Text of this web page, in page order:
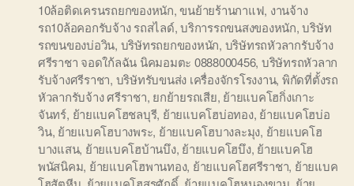
10ล้อติดเครนรถยกของหนัก,ขนย้ายร้านกาแฟ, งานจ้าง
รถ10ล้อคอกรับจ้าง รถสไลด์,บริการรถขนสงของหนัก,บริษัท
รถขนของบ่อวิน, บริษัทรถยกของหนัก, บริษัทรถหัวลากรับจ้าง
ศรีราชา จอดใก้ลฉัน นิคมอมตะ 0888000456, บริษัทรถหัวลาก
รับจ้างศรีราชา, บริษัทรับขนส่ง เครื่องจักรโรงงาน, พิกัดที่ตั้งรถ
หัวลากรับจ้าง ศรีราชา, ยกย้ายรถเสีย, ย้ายแบคโฮกิ่งเกาะ
จันทร์, ย้ายแบคโฮชลบุรี, ย้ายแบคโฮบ่อทอง, ย้ายแบคโฮบ่อ
วิน, ย้ายแบคโฮบางพระ, ย้ายแบคโฮบางละมุง, ย้ายแบคโฮ
บางแสน, ย้ายแบคโฮบ้านบึง, ย้ายแบคโฮบึง, ย้ายแบคโฮ
พนัสนิคม, ย้ายแบคโฮพานทอง, ย้ายแบคโฮศรีราชา, ย้ายแบค